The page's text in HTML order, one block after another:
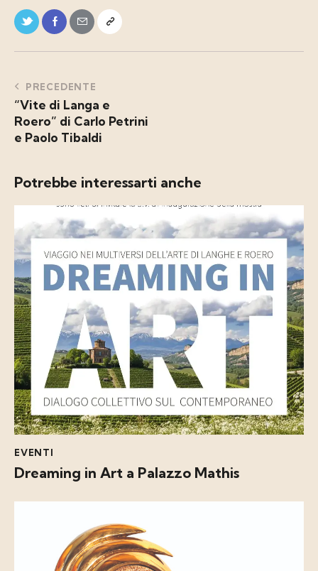
PRECEDENTE
“Vite di Langa e
Roero” di Carlo Petrini
e Paolo Tibaldi
Potrebbe interessarti anche
EVENTI
Dreaming in Art a Palazzo Mathis